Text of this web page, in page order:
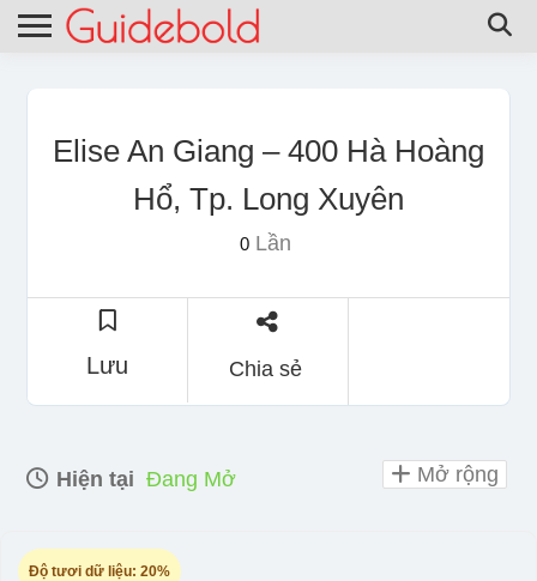
Elise An Giang – 400 Hà Hoàng
Hổ, Tp. Long Xuyên
0Lần
Lưu Chia sẻ
Hiện tại Đang Mở
Độ tươi dữ liệu: 20%
Mở rộng